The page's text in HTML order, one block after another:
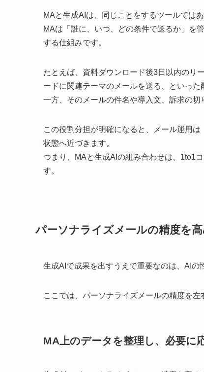
MAと生成AIは、同じことをするツールではあ
MAは「誰に、いつ、どの条件で送るか」を
する仕組みです。
たとえば、資料ダウンロード後3日以内のリ
ードに関連テーマのメールを送る、といった
一方、そのメールの件名や導入文、訴求の切
この役割分担が明確になると、メール運用
状態へ近づきます。
つまり、MAと生成AIの組み合わせは、1to1
す。
パーソナライズメールの精度を
生成AIで成果を出すうえで重要なのは、AIの
ここでは、パーソナライズメールの精度を左
MA上のデータを整理し、必要に